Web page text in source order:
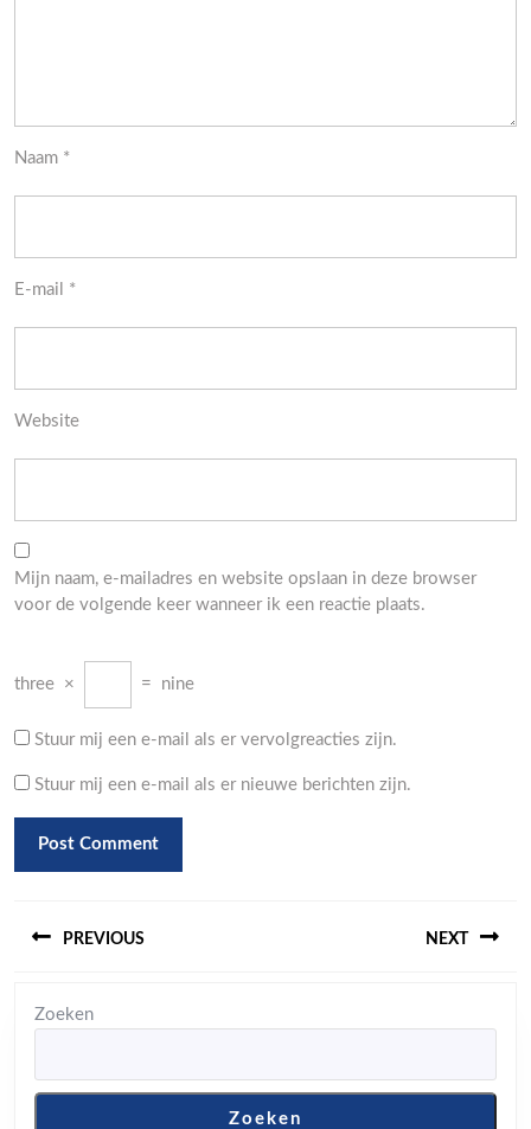
Naam *
E-mail *
Website
Mijn naam, e-mailadres en website opslaan in deze browser
voor de volgende keer wanneer ik een reactie plaats.
three × = nine
Stuur mij een e-mail als er vervolgreacties zijn.
Stuur mij een e-mail als er nieuwe berichten zijn.
PREVIOUS
post:
NEXT
post:
Zoeken
Zoeken